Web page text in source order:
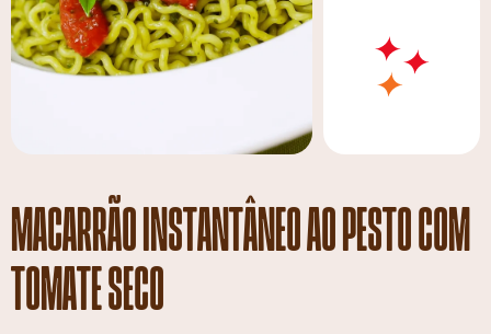
MACARRÃO INSTANTÂNEO AO PESTO COM
TOMATE SECO